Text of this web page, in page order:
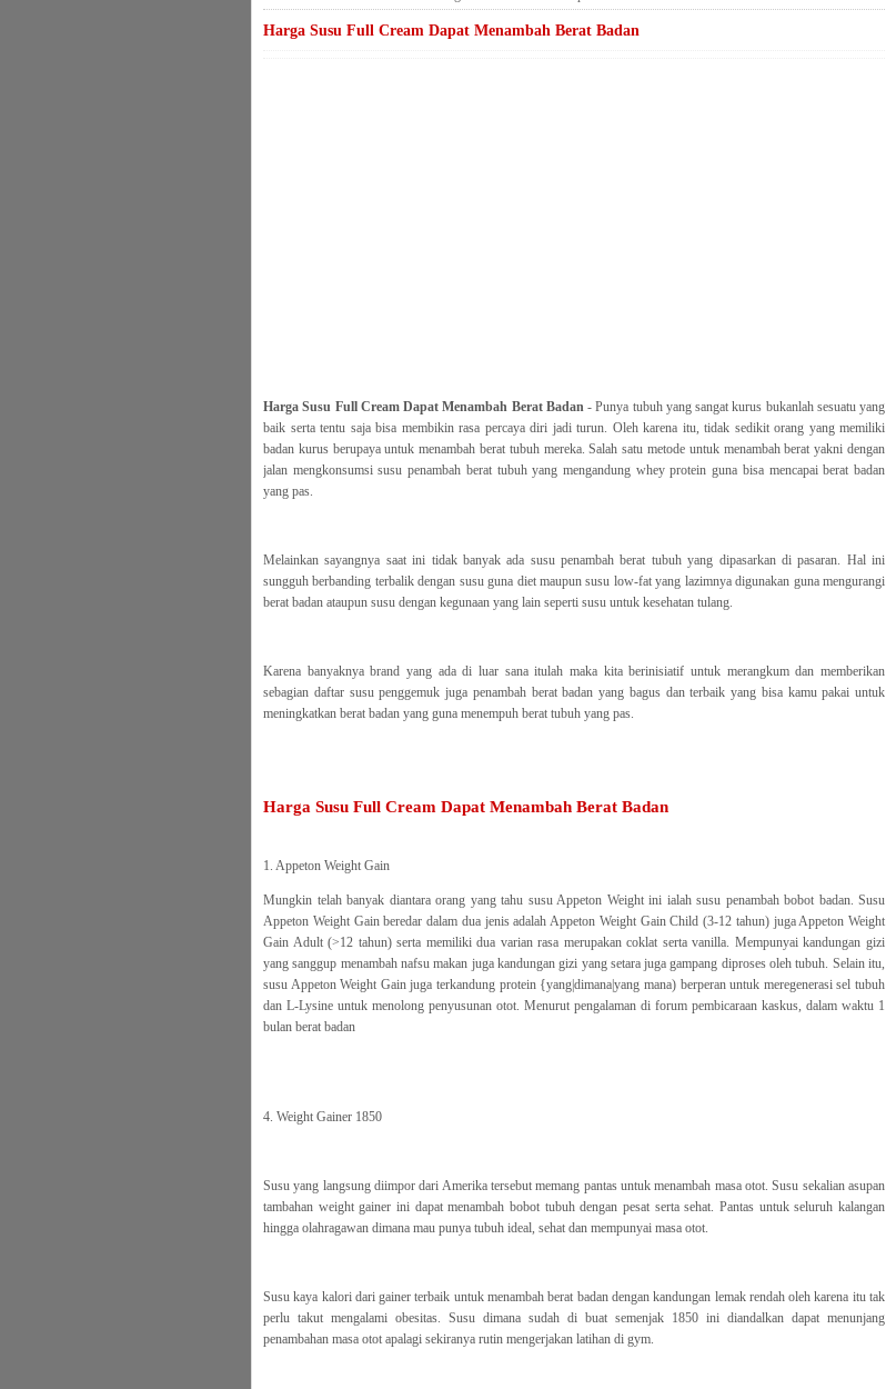
Harga Susu Full Cream Dapat Menambah Berat Badan
Harga Susu Full Cream Dapat Menambah Berat Badan- Punya tubuh yang sangat kurus bukanlah sesuatu yang
baik serta tentu saja bisa membikin rasa percaya diri jadi turun. Oleh karena itu, tidak sedikit orang yang memiliki
badan kurus berupaya untuk menambah berat tubuh mereka. Salah satu metode untuk menambah berat yakni dengan
jalan mengkonsumsi susu penambah berat tubuh yang mengandung whey protein guna bisa mencapai berat badan
yang pas.
Melainkan sayangnya saat ini tidak banyak ada susu penambah berat tubuh yang dipasarkan di pasaran. Hal ini
sungguh berbanding terbalik dengan susu guna diet maupun susu low-fat yang lazimnya digunakan guna mengurangi
berat badan ataupun susu dengan kegunaan yang lain seperti susu untuk kesehatan tulang.
Karena banyaknya brand yang ada di luar sana itulah maka kita berinisiatif untuk merangkum dan memberikan
sebagian daftar susu penggemuk juga penambah berat badan yang bagus dan terbaik yang bisa kamu pakai untuk
meningkatkan berat badan yang guna menempuh berat tubuh yang pas.
Harga Susu Full Cream Dapat Menambah Berat Badan
1. Appeton Weight Gain
Mungkin telah banyak diantara orang yang tahu susu Appeton Weight ini ialah susu penambah bobot badan. Susu
Appeton Weight Gain beredar dalam dua jenis adalah Appeton Weight Gain Child (3-12 tahun) juga Appeton Weight
Gain Adult (>12 tahun) serta memiliki dua varian rasa merupakan coklat serta vanilla. Mempunyai kandungan gizi
yang sanggup menambah nafsu makan juga kandungan gizi yang setara juga gampang diproses oleh tubuh. Selain itu,
susu Appeton Weight Gain juga terkandung protein {yang|dimana|yang mana) berperan untuk meregenerasi sel tubuh
dan L-Lysine untuk menolong penyusunan otot. Menurut pengalaman di forum pembicaraan kaskus, dalam waktu 1
bulan berat badan
4. Weight Gainer 1850
Susu yang langsung diimpor dari Amerika tersebut memang pantas untuk menambah masa otot. Susu sekalian asupan
tambahan weight gainer ini dapat menambah bobot tubuh dengan pesat serta sehat. Pantas untuk seluruh kalangan
hingga olahragawan dimana mau punya tubuh ideal, sehat dan mempunyai masa otot.
Susu kaya kalori dari gainer terbaik untuk menambah berat badan dengan kandungan lemak rendah oleh karena itu tak
perlu takut mengalami obesitas. Susu dimana sudah di buat semenjak 1850 ini diandalkan dapat menunjang
penambahan masa otot apalagi sekiranya rutin mengerjakan latihan di gym.